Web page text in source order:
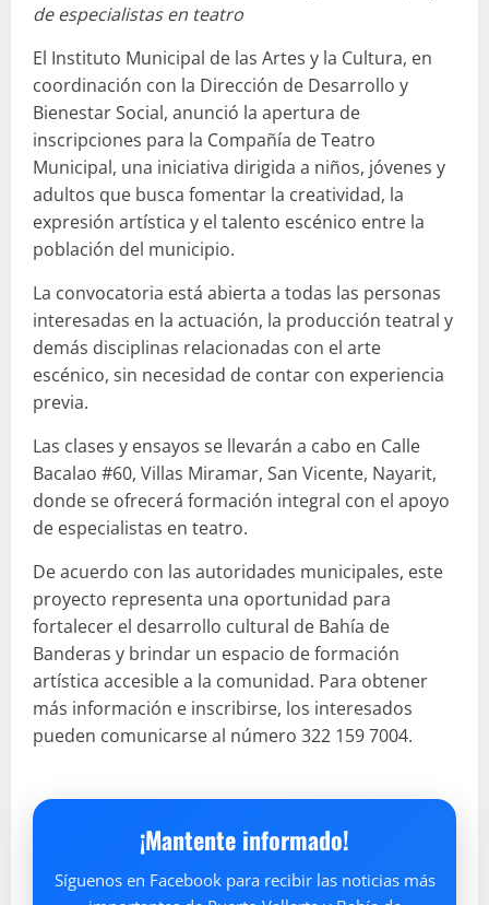
de especialistas en teatro
El Instituto Municipal de las Artes y la Cultura, en
coordinación con la Dirección de Desarrollo y
Bienestar Social, anunció la apertura de
inscripciones para la Compañía de Teatro
Municipal, una iniciativa dirigida a niños, jóvenes y
adultos que busca fomentar la creatividad, la
expresión artística y el talento escénico entre la
población del municipio.
La convocatoria está abierta a todas las personas
interesadas en la actuación, la producción teatral y
demás disciplinas relacionadas con el arte
escénico, sin necesidad de contar con experiencia
previa.
Las clases y ensayos se llevarán a cabo en Calle
Bacalao #60, Villas Miramar, San Vicente, Nayarit,
donde se ofrecerá formación integral con el apoyo
de especialistas en teatro.
De acuerdo con las autoridades municipales, este
proyecto representa una oportunidad para
fortalecer el desarrollo cultural de Bahía de
Banderas y brindar un espacio de formación
artística accesible a la comunidad. Para obtener
más información e inscribirse, los interesados
pueden comunicarse al número 322 159 7004.
¡Mantente informado!
Síguenos en Facebook para recibir las noticias más